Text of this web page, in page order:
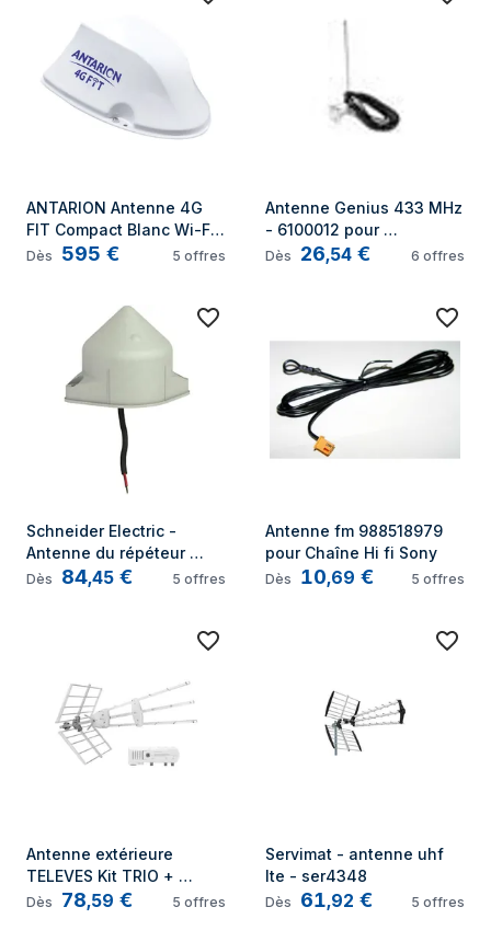
ANTARION Antenne 4G
FIT Compact Blanc Wi-Fi
Micro-Sim idéal Camping
Dès 595 € 5 offres
Antenne Genius 433 MHz
- 6100012 pour
motorisation de portail
Dès 26,54 € 6 offres
Schneider Electric -
Antenne du répéteur
ZBRA1 noir, transparent 1
Dès 84,45 € 5 offres
Antenne fm 988518979
pour Chaîne Hi fi Sony
Dès 10,69 € 5 offres
Antenne extérieure
TELEVES Kit TRIO +
antenne amplifiée 38 dB
Dès 78,59 € 5 offres
Servimat - antenne uhf
lte - ser4348
Dès 61,92 € 5 offres